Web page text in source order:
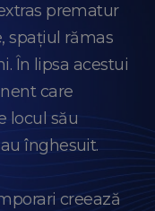
prematur
spațiul rămas
În lipsa acestui
care
locul său
înghesuit.
creează